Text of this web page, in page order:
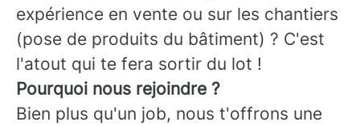
expérience en vente ou sur les chantiers
(pose de produits du bâtiment) ? C'est
l'atout qui te fera sortir du lot !
Pourquoi nous rejoindre ?
Bien plus qu'un job, nous t'offrons une